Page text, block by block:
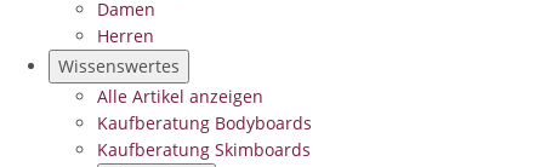
Damen
Herren
Wissenswertes
Alle Artikel anzeigen
Kaufberatung Bodyboards
Kaufberatung Skimboards